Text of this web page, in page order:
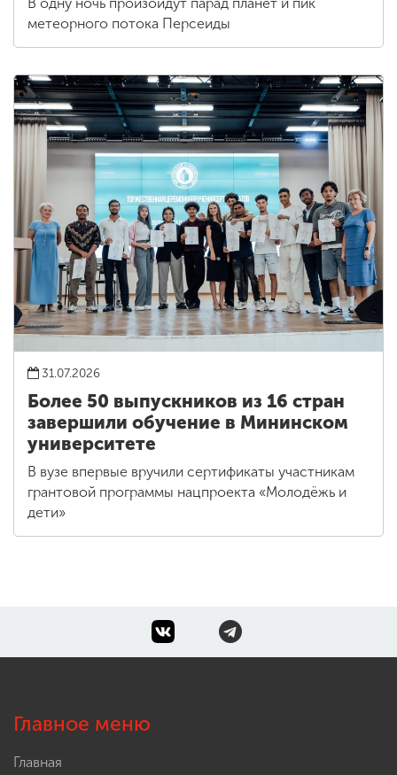
метеорного потока Персеиды
31.07.2026
Более 50 выпускников из 16 стран
завершили обучение в Мининском
университете
В вузе впервые вручили сертификаты участникам
грантовой программы нацпроекта «Молодёжь и
дети»
Главное меню
Главная